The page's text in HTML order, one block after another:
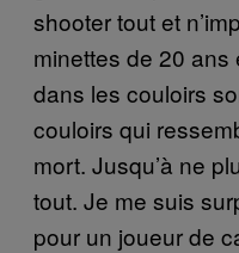
shooter tout et
minettes de 20
dans les couloirs
couloirs qui
mort. Jusqu’à ne
tout. Je me suis
pour un joueur de